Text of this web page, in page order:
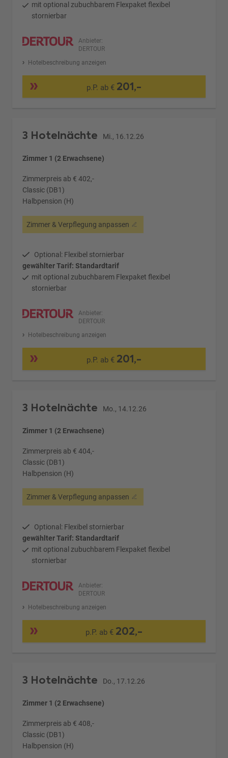
mit optional zubuchbarem Flexpaket flexibel
stornierbar
Anbieter:
DERTOUR
Hotelbeschreibung anzeigen
p.P. ab € 201,-
3 Hotelnächte Mi., 16.12.26
Zimmer 1 (2 Erwachsene)
Zimmerpreis ab € 402,-
Classic (DB1)
Halbpension (H)
Zimmer & Verpflegung anpassen
Optional: Flexibel stornierbar
gewählter Tarif: Standardtarif
mit optional zubuchbarem Flexpaket flexibel
stornierbar
Anbieter:
DERTOUR
Hotelbeschreibung anzeigen
p.P. ab € 201,-
3 Hotelnächte Mo., 14.12.26
Zimmer 1 (2 Erwachsene)
Zimmerpreis ab € 404,-
Classic (DB1)
Halbpension (H)
Zimmer & Verpflegung anpassen
Optional: Flexibel stornierbar
gewählter Tarif: Standardtarif
mit optional zubuchbarem Flexpaket flexibel
stornierbar
Anbieter:
DERTOUR
Hotelbeschreibung anzeigen
p.P. ab € 202,-
3 Hotelnächte Do., 17.12.26
Zimmer 1 (2 Erwachsene)
Zimmerpreis ab € 408,-
Classic (DB1)
Halbpension (H)